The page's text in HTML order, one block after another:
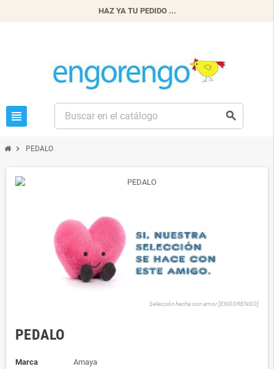
HAZ YA TU PEDIDO ...
view_headline search
chevron_right PEDALO
Selección hecha con amor [ENGORENGO]
PEDALO
Marca
Amaya